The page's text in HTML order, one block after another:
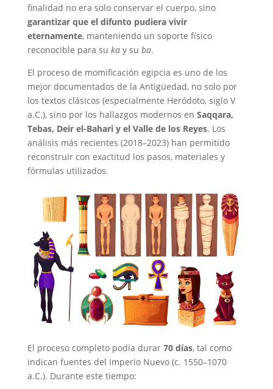
finalidad no era solo conservar el cuerpo, sino
garantizar que el difunto pudiera vivir
eternamente, manteniendo un soporte físico
reconocible para su kay su ba.
El proceso de momificación egipcia es uno de los
mejor documentados de la Antigüedad, no solo por
los textos clásicos (especialmente Heródoto, siglo V
a.C.), sino por los hallazgos modernos en Saqqara,
Tebas, Deir el-Bahari y el Valle de los Reyes. Los
análisis más recientes (2018–2023) han permitido
reconstruir con exactitud los pasos, materiales y
fórmulas utilizados.
El proceso completo podía durar 70 días, tal como
indican fuentes del Imperio Nuevo (c. 1550–1070
a.C.). Durante este tiempo: